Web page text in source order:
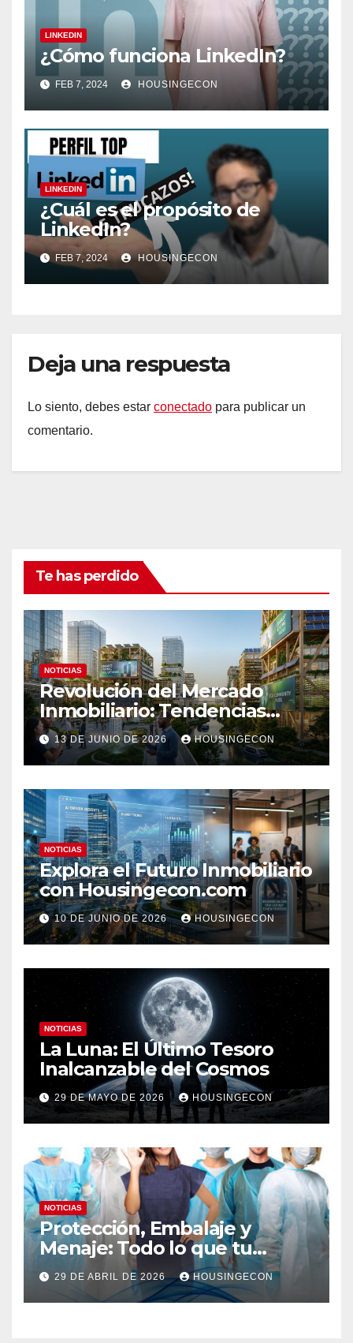
LINKEDIN
¿Cómo funciona LinkedIn?
FEB 7, 2024 HOUSINGECON
LINKEDIN
¿Cuál es el propósito de
LinkedIn?
FEB 7, 2024 HOUSINGECON
Deja una respuesta
Lo siento, debes estar conectado para publicar un
comentario.
Te has perdido
NOTICIAS
Revolución del Mercado
Inmobiliario: Tendencias
Clave 2023
13 DE JUNIO DE 2026 HOUSINGECON
NOTICIAS
Explora el Futuro Inmobiliario
con Housingecon.com
10 DE JUNIO DE 2026 HOUSINGECON
NOTICIAS
La Luna: El Último Tesoro
Inalcanzable del Cosmos
29 DE MAYO DE 2026 HOUSINGECON
NOTICIAS
Protección, Embalaje y
Menaje: Todo lo que tu
negocio necesita en un solo
lugar
29 DE ABRIL DE 2026 HOUSINGECON